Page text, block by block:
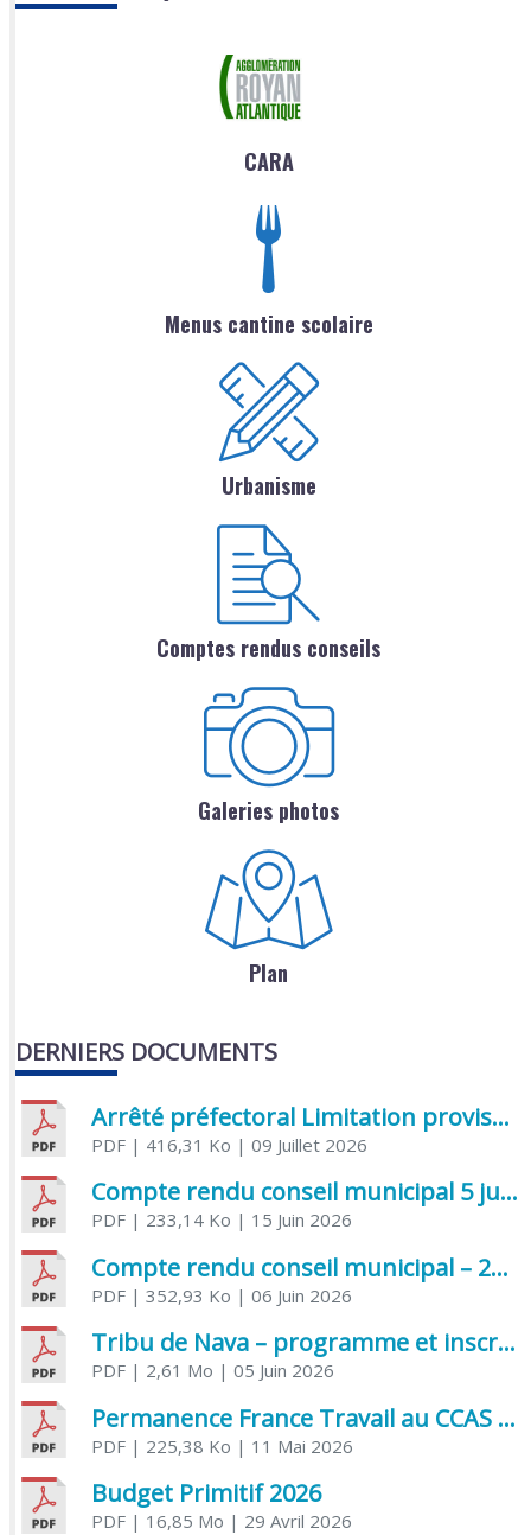
CARA
Menus cantine scolaire
Urbanisme
Comptes rendus conseils
Galeries photos
Plan
DERNIERS DOCUMENTS
Arrêté préfectoral Limitation provisoire des usages de l’eau
PDF| 416,31 Ko | 09 Juillet 2026
Compte rendu conseil municipal 5 juin 2026 sénatoriale
PDF| 233,14 Ko | 15 Juin 2026
Compte rendu conseil municipal – 21 avril 2026
PDF| 352,93 Ko | 06 Juin 2026
Tribu de Nava – programme et inscriptions été 2026
PDF| 2,61 Mo | 05 Juin 2026
Permanence France Travail au CCAS de Saujon Juin 2026
PDF| 225,38 Ko | 11 Mai 2026
Budget Primitif 2026
PDF| 16,85 Mo | 29 Avril 2026